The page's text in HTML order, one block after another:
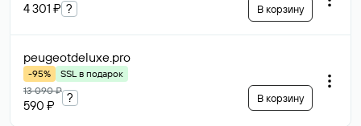
4 301 ₽ ? В корзину
peugeotdeluxe.pro
-95%
SSL в подарок
13 090 ₽
590 ₽
? В корзину